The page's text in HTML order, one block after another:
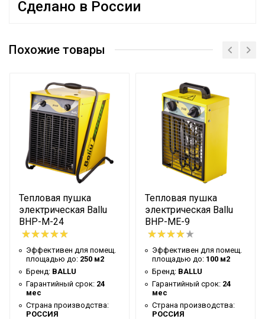
Сделано в России
площадью до
Гарантийный срок
Страна производства
РОССИЯ
Цвет корпуса
Желтый
Потребительский класс
Стандарт
Макс. потребляемая
мощность
4.5 кВт
Макс. производ-ность
м3/час
400 м3/час
Ступени мощности
Array кВт
Нагрев воздуха (дельта
температуры)
34 °С
Количество режимов
нагрева
Похожие товары
Тепловая пушка
электрическая Ballu
BHP-M-24
Эффективен для помещ.
площадью до: 250 м2
Бренд: BALLU
Гарантийный срок: 24
мес
Страна производства:
РОССИЯ
Тепловая пушка
электрическая Ballu
BHP-ME-9
Эффективен для помещ.
площадью до: 100 м2
Бренд: BALLU
Гарантийный срок: 24
мес
Страна производства:
РОССИЯ